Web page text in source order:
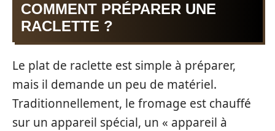
COMMENT PRÉPARER UNE
RACLETTE ?
Le plat de raclette est simple à préparer,
mais il demande un peu de matériel.
Traditionnellement, le fromage est chauffé
sur un appareil spécial, un « appareil à